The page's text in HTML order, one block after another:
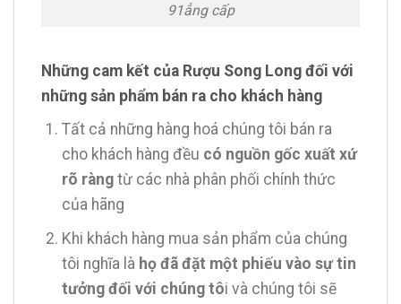
91ẳng cấp
Những cam kết của Rượu Song Long đối với
những sản phẩm bán ra cho khách hàng
Tất cả những hàng hoá chúng tôi bán ra
cho khách hàng đều có nguồn gốc xuất xứ
rõ ràngtừ các nhà phân phối chính thức
của hãng
Khi khách hàng mua sản phẩm của chúng
tôi nghĩa làhọ đã đặt một phiếu vào sự tin
tưởng đối với chúng tôi và chúng tôi sẽ